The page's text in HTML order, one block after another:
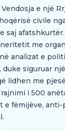
e një
civile
saj
me
analizat e
duke siguruar
lidhen me
i 500
e fëmijëve,